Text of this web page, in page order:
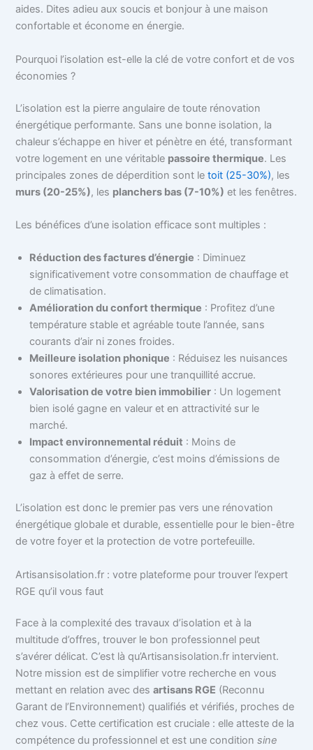
aides. Dites adieu aux soucis et bonjour à une maison
confortable et économe en énergie.
Pourquoi l’isolation est-elle la clé de votre confort et de vos
économies ?
L’isolation est la pierre angulaire de toute rénovation
énergétique performante. Sans une bonne isolation, la
chaleur s’échappe en hiver et pénètre en été, transformant
votre logement en une véritable passoire thermique. Les
principales zones de déperdition sont letoit (25-30%), les
murs (20-25%), les planchers bas (7-10%) et les fenêtres.
Les bénéfices d’une isolation efficace sont multiples :
Réduction des factures d’énergie : Diminuez
significativement votre consommation de chauffage et
de climatisation.
Amélioration du confort thermique : Profitez d’une
température stable et agréable toute l’année, sans
courants d’air ni zones froides.
Meilleure isolation phonique : Réduisez les nuisances
sonores extérieures pour une tranquillité accrue.
Valorisation de votre bien immobilier : Un logement
bien isolé gagne en valeur et en attractivité sur le
marché.
Impact environnemental réduit : Moins de
consommation d’énergie, c’est moins d’émissions de
gaz à effet de serre.
L’isolation est donc le premier pas vers une rénovation
énergétique globale et durable, essentielle pour le bien-être
de votre foyer et la protection de votre portefeuille.
Artisansisolation.fr : votre plateforme pour trouver l’expert
RGE qu’il vous faut
Face à la complexité des travaux d’isolation et à la
multitude d’offres, trouver le bon professionnel peut
s’avérer délicat. C’est là qu’Artisansisolation.fr intervient.
Notre mission est de simplifier votre recherche en vous
mettant en relation avec desartisans RGE (Reconnu
Garant de l’Environnement) qualifiés et vérifiés, proches de
chez vous. Cette certification est cruciale : elle atteste de la
compétence du professionnel et est une conditionsine